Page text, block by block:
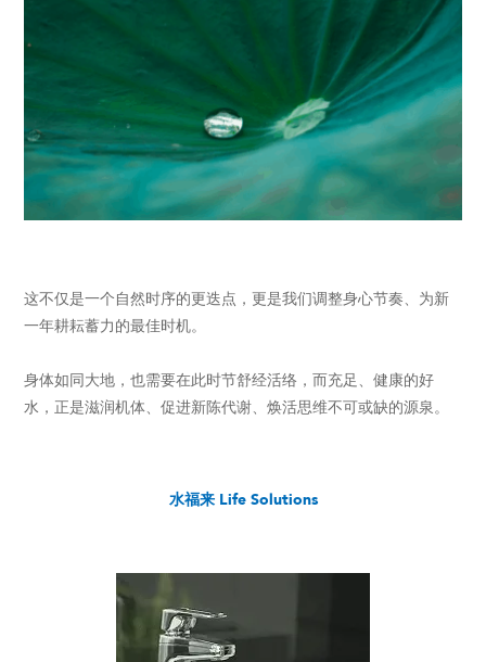
这不仅是一个自然时序的更迭点，更是我们调整身心节奏、为新
一年耕耘蓄力的最佳时机。
身体如同大地，也需要在此时节舒经活络，而充足、健康的好
水，正是滋润机体、促进新陈代谢、焕活思维不可或缺的源泉。
水福来 Life Solutions